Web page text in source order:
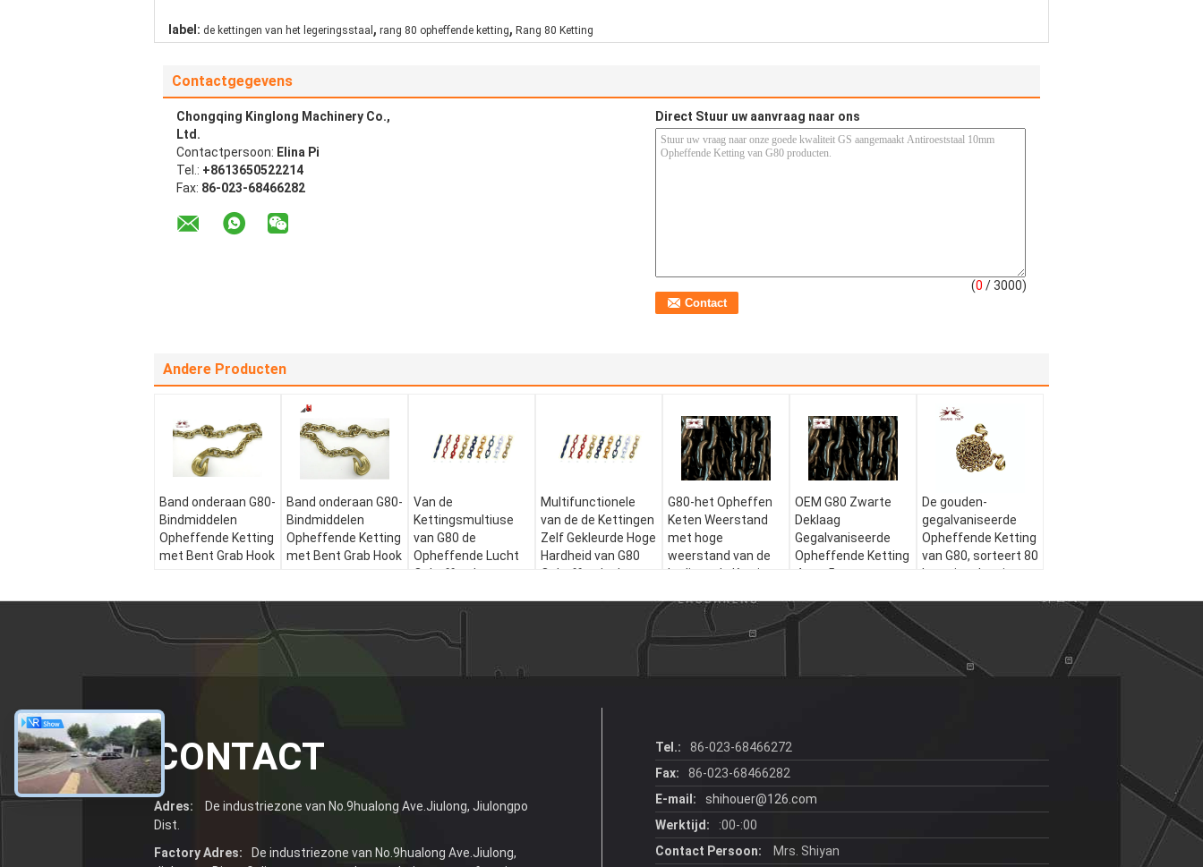
label: de kettingen van het legeringsstaal , rang 80 opheffende ketting, Rang 80 Ketting
Contactgegevens
Chongqing Kinglong Machinery Co.,
Ltd.
Contactpersoon: Elina Pi
Tel.: +8613650522214
Fax: 86-023-68466282
Direct Stuur uw aanvraag naar ons
(0 / 3000)
Andere Producten
Band onderaan G80-
Bindmiddelen
Opheffende Ketting
met Bent Grab Hook
Band onderaan G80-
Bindmiddelen
Opheffende Ketting
met Bent Grab Hook
Van de
Kettingsmultiuse
van G80 de
Opheffende Lucht
Opheffende
Ketting met hoge
weerstand
Multifunctionele
van de de Kettingen
Zelf Gekleurde Hoge
Hardheid van G80
Opheffende de
G80-het Opheffen
Keten Weerstand
met hoge
weerstand van de
Ladings de Ketting
OEM G80 Zwarte
Deklaag
Gegalvaniseerde
Opheffende Ketting
4mm 5mm
De gouden-
gegalvaniseerde
Opheffende Ketting
van G80, sorteert 80
Legeringsketting
Haken van de
Trekhaakgreep
CONTACT
Adres:
De industriezone van No.9hualong Ave.Jiulong, Jiulongpo
Dist.
Factory Adres:
De industriezone van No.9hualong Ave.Jiulong,
Tel.:
86-023-68466272
Fax:
86-023-68466282
E-mail:
shihouer@126.com
Werktijd:
:00-:00
Contact Persoon:
Mrs. Shiyan